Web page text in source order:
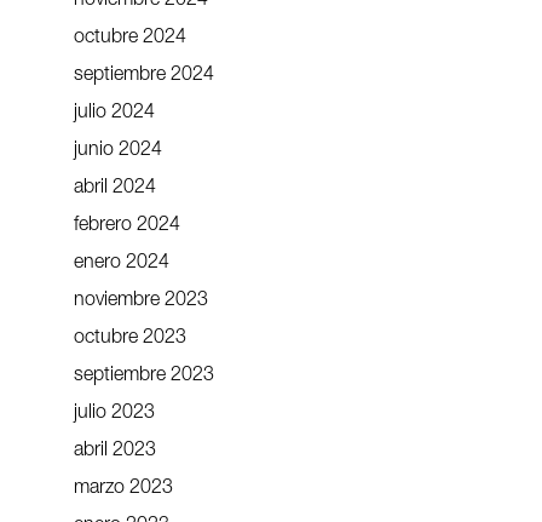
octubre 2024
septiembre 2024
julio 2024
junio 2024
abril 2024
febrero 2024
enero 2024
noviembre 2023
octubre 2023
septiembre 2023
julio 2023
abril 2023
marzo 2023